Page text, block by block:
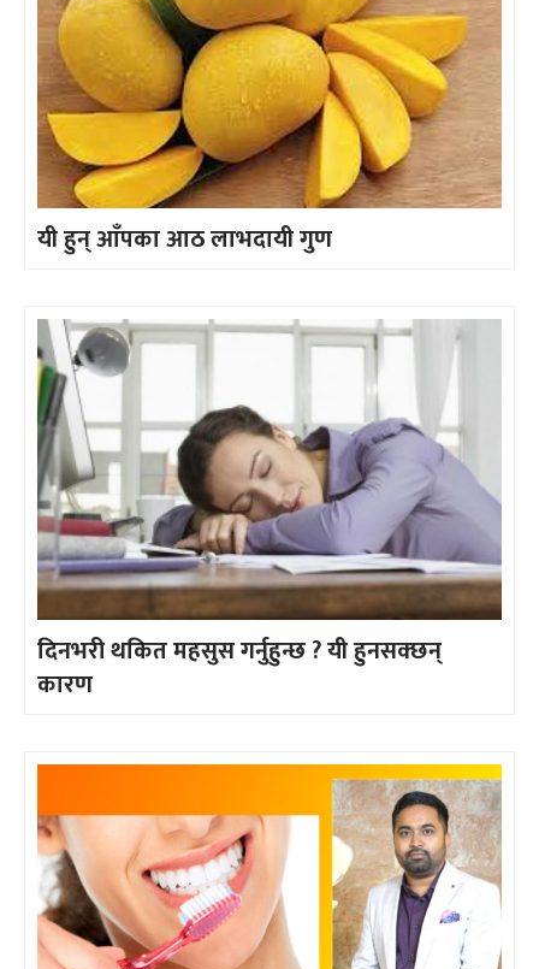
यी हुन् आँपका आठ लाभदायी गुण
दिनभरी थकित महसुस गर्नुहुन्छ ? यी हुनसक्छन्
कारण